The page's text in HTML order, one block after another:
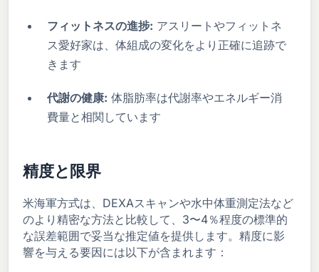
フィットネスの進捗: アスリートやフィットネ
ス愛好家は、体組成の変化をより正確に追跡で
きます
代謝の健康: 体脂肪率は代謝率やエネルギー消
費量と相関しています
精度と限界
米海軍方式は、DEXAスキャンや水中体重測定法など
のより精密な方法と比較して、3〜4％程度の標準的
な誤差範囲で妥当な推定値を提供します。精度に影
響を与える要因には以下が含まれます：